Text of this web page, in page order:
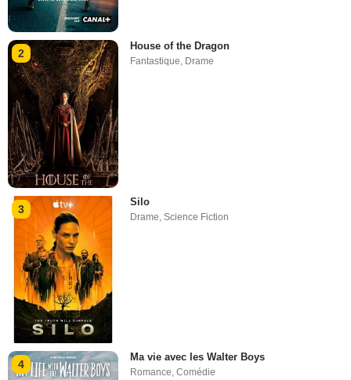
2
House of the Dragon
Fantastique, Drame
3
Silo
Drame ,Science Fiction
4
Ma vie avec les Walter Boys
Romance,Comédie